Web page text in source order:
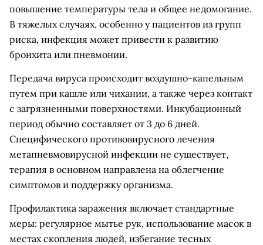
повышение температуры тела и общее недомогание.
В тяжелых случаях, особенно у пациентов из групп
риска, инфекция может привести к развитию
бронхита или пневмонии.
Передача вируса происходит воздушно-капельным
путем при кашле или чихании, а также через контакт
с загрязненными поверхностями. Инкубационный
период обычно составляет от 3 до 6 дней.
Специфического противовирусного лечения
метапневмовирусной инфекции не существует,
терапия в основном направлена на облегчение
симптомов и поддержку организма.
Профилактика заражения включает стандартные
меры: регулярное мытье рук, использование масок в
местах скопления людей, избегание тесных